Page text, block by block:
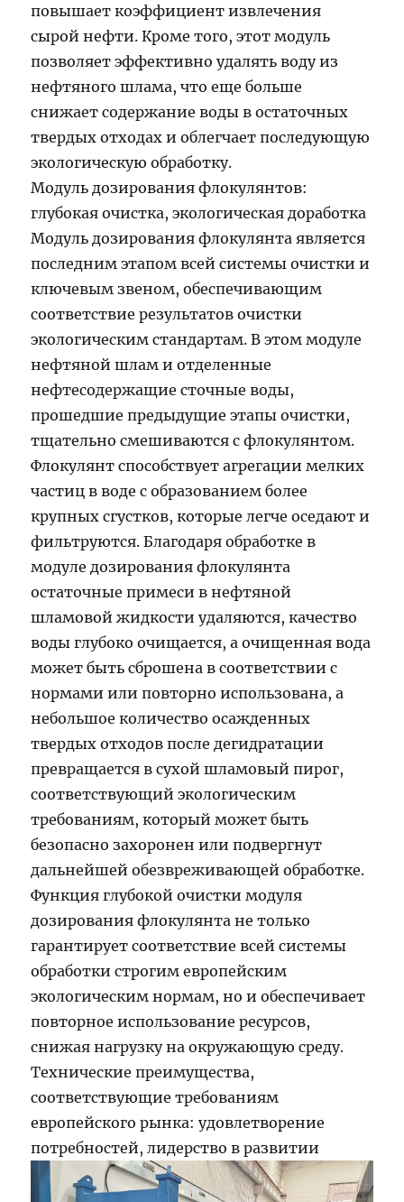
повышает коэффициент извлечения
сырой нефти. Кроме того, этот модуль
позволяет эффективно удалять воду из
нефтяного шлама, что еще больше
снижает содержание воды в остаточных
твердых отходах и облегчает последующую
экологическую обработку.
Модуль дозирования флокулянтов:
глубокая очистка, экологическая доработка
Модуль дозирования флокулянта является
последним этапом всей системы очистки и
ключевым звеном, обеспечивающим
соответствие результатов очистки
экологическим стандартам. В этом модуле
нефтяной шлам и отделенные
нефтесодержащие сточные воды,
прошедшие предыдущие этапы очистки,
тщательно смешиваются с флокулянтом.
Флокулянт способствует агрегации мелких
частиц в воде с образованием более
крупных сгустков, которые легче оседают и
фильтруются. Благодаря обработке в
модуле дозирования флокулянта
остаточные примеси в нефтяной
шламовой жидкости удаляются, качество
воды глубоко очищается, а очищенная вода
может быть сброшена в соответствии с
нормами или повторно использована, а
небольшое количество осажденных
твердых отходов после дегидратации
превращается в сухой шламовый пирог,
соответствующий экологическим
требованиям, который может быть
безопасно захоронен или подвергнут
дальнейшей обезвреживающей обработке.
Функция глубокой очистки модуля
дозирования флокулянта не только
гарантирует соответствие всей системы
обработки строгим европейским
экологическим нормам, но и обеспечивает
повторное использование ресурсов,
снижая нагрузку на окружающую среду.
Технические преимущества,
соответствующие требованиям
европейского рынка: удовлетворение
потребностей, лидерство в развитии